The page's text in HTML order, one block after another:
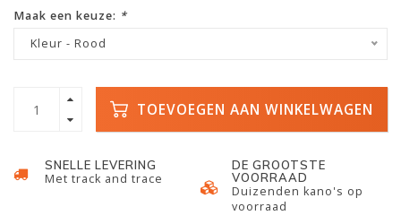
Maak een keuze: *
Kleur - Rood
TOEVOEGEN AAN WINKELWAGEN
SNELLE LEVERING
Met track and trace
DE GROOTSTE
VOORRAAD
Duizenden kano's op
voorraad